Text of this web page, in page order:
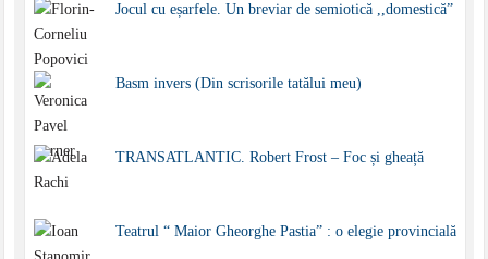
Jocul cu eșarfele. Un breviar de semiotică ,,domestică”
Basm invers (Din scrisorile tatălui meu)
TRANSATLANTIC. Robert Frost – Foc și gheață
Teatrul “ Maior Gheorghe Pastia” : o elegie provincială